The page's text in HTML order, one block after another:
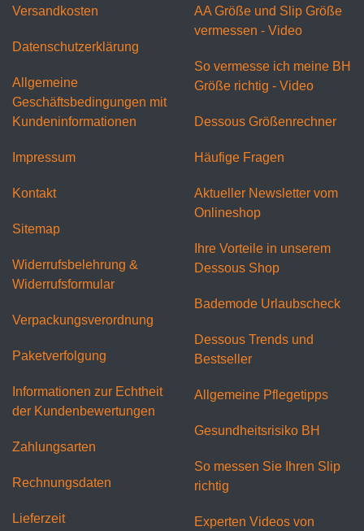
Versandkosten
Datenschutzerklärung
Allgemeine
Geschäftsbedingungen mit
Kundeninformationen
Impressum
Kontakt
Sitemap
Widerrufsbelehrung &
Widerrufsformular
Verpackungsverordnung
Paketverfolgung
Informationen zur Echtheit
der Kundenbewertungen
Zahlungsarten
Rechnungsdaten
Lieferzeit
AA Größe und Slip Größe
vermessen - Video
So vermesse ich meine BH
Größe richtig - Video
Dessous Größenrechner
Häufige Fragen
Aktueller Newsletter vom
Onlineshop
Ihre Vorteile in unserem
Dessous Shop
Bademode Urlaubscheck
Dessous Trends und
Bestseller
Allgemeine Pflegetipps
Gesundheitsrisiko BH
So messen Sie Ihren Slip
richtig
Experten Videos von